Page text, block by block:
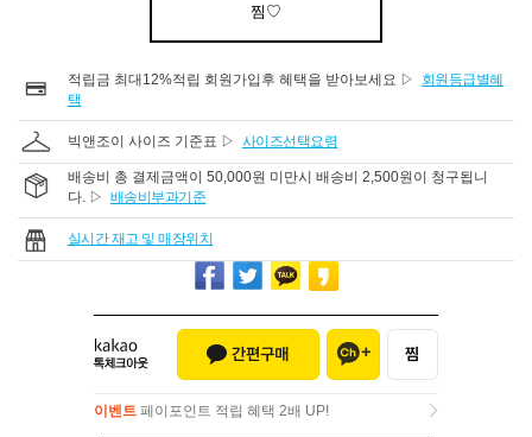
찜♡
적립금 최대12%적립 회원가입후 혜택을 받아보세요 ▷
회원등급별혜
택
빅앤조이 사이즈 기준표 ▷ 사이즈선택요령
배송비 총 결제금액이 50,000원 미만시 배송비 2,500원이 청구됩니
다. ▷ 배송비부과기준
실시간 재고 및 매장위치
이벤트 페이포인트 적립 혜택 2배 UP!